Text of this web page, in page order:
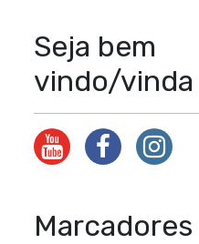
Seja bem
vindo/vinda
Marcadores